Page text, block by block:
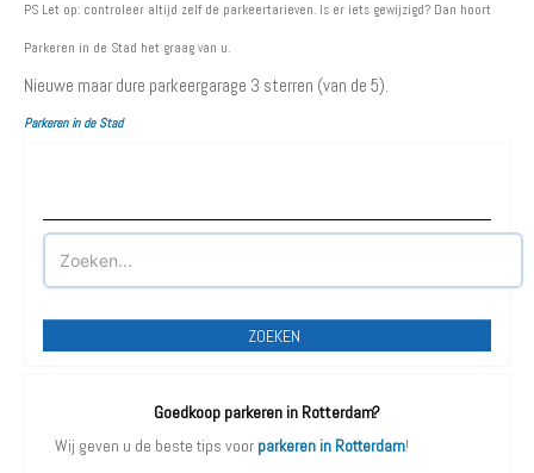
PS Let op: controleer altijd zelf de parkeertarieven. Is er iets gewijzigd? Dan hoort
Parkeren in de Stad het graag van u.
Nieuwe maar dure parkeergarage 3 sterren (van de 5).
Parkeren in de Stad
ZOEKEN
Goedkoop parkeren in Rotterdam?
Wij geven u de beste tips voor parkeren in Rotterdam!